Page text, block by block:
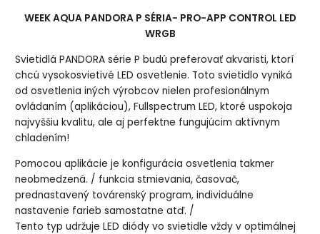
WEEK AQUA PANDORA P SÉRIA- PRO-APP CONTROL LED
WRGB
Svietidlá PANDORA série P budú preferovať akvaristi, ktorí
chcú vysokosvietivé LED osvetlenie. Toto svietidlo vyniká
od osvetlenia iných výrobcov nielen profesionálnym
ovládaním (aplikáciou), Fullspectrum LED, ktoré uspokoja
najvyššiu kvalitu, ale aj perfektne fungujúcim aktívnym
chladením!
Pomocou aplikácie je konfigurácia osvetlenia takmer
neobmedzená. / funkcia stmievania, časovač,
prednastavený továrenský program, individuálne
nastavenie farieb samostatne atď. /
Tento typ udržuje LED diódy vo svietidle vždy v optimálnej